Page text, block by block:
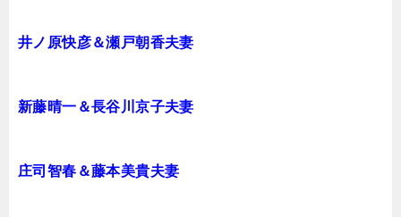
井ノ原快彦＆瀬戸朝香夫妻
新藤晴一＆長谷川京子夫妻
庄司智春＆藤本美貴夫妻